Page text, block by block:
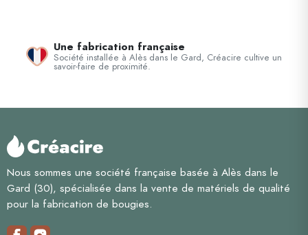
Une fabrication française
Société installée à Alès dans le Gard, Créacire cultive un
savoir-faire de proximité.
Nous sommes une société française basée à Alès dans le
Gard (30), spécialisée dans la vente de matériels de qualité
pour la fabrication de bougies.